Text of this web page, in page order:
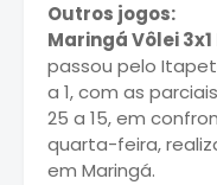
Outros jogos:
Maringá Vôlei
passou pelo
a 1, com as
25 a 15, em
quarta-feira,
em Maringá.